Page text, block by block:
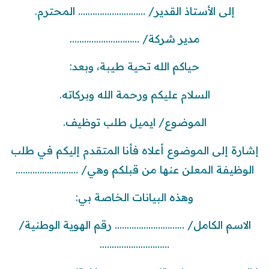
إلى الأستاذ القدير/ ………………………. المحترم.
مدير شركة/ ………………………..
حياكم الله تحية طيبة، وبعد:
السلام عليكم ورحمة الله وبركاته.
الموضوع/ ايميل طلب توظيف.
إشارة إلى الموضوع أعلاه فأنا المتقدم إليكم في طلب
الوظيفة المعلن عنها من قبلكم وهي/ ……………………..
وهذه البيانات الخاصة بي:
الاسم الكامل/ ……………………….. رقم الهوية الوطنية/
………………………..